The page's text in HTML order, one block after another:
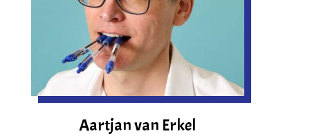
Aartjan van Erkel